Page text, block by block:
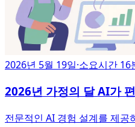
2026년 5월 19일·소요시간 16
2026년 가정의 달 AI가
전문적인 AI 경험 설계를 제공